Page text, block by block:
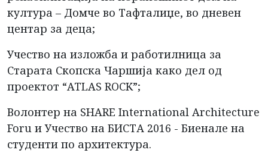
култура – Домче во Тафталиџе, во дневен
центар за деца;
Учество на изложба и работилница за
Старата Скопска Чаршија како дел од
проектот “ATLAS ROCK”;
Волонтер на SHARE International Architecture
Foru и Учество на БИСТА 2016 - Биенале на
студенти по архитектура.